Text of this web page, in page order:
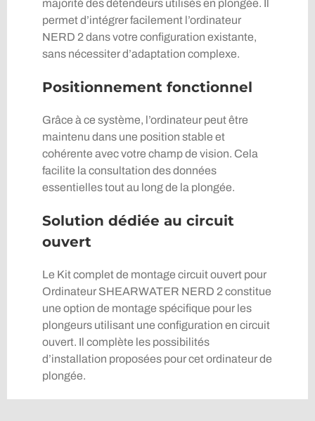
majorité des détendeurs utilisés en plongée. Il
permet d’intégrer facilement l’ordinateur
NERD 2 dans votre configuration existante,
sans nécessiter d’adaptation complexe.
Positionnement fonctionnel
Grâce à ce système, l’ordinateur peut être
maintenu dans une position stable et
cohérente avec votre champ de vision. Cela
facilite la consultation des données
essentielles tout au long de la plongée.
Solution dédiée au circuit
ouvert
Le Kit complet de montage circuit ouvert pour
Ordinateur SHEARWATER NERD 2 constitue
une option de montage spécifique pour les
plongeurs utilisant une configuration en circuit
ouvert. Il complète les possibilités
d’installation proposées pour cet ordinateur de
plongée.